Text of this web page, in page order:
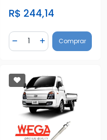
R$ 244,14
Diminuir Quantidade
Quantidade
AdicionarComprar